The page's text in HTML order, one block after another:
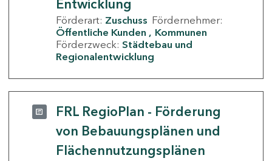
Entwicklung
Förderart: Zuschuss Fördernehmer:
Öffentliche Kunden
Kommunen
Förderzweck: Städtebau und
Regionalentwicklung
FRL RegioPlan - Förderung
von Bebauungsplänen und
Flächennutzungsplänen